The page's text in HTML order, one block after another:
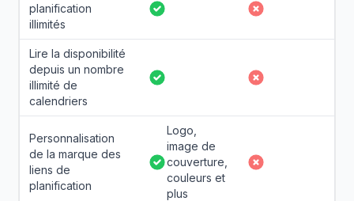
planification
illimités
Oui Non
Lire la disponibilité
depuis un nombre
illimité de
calendriers
Oui Non
Personnalisation
de la marque des
liens de
planification
Oui
Logo,
image de
couverture,
couleurs et
plus
Non